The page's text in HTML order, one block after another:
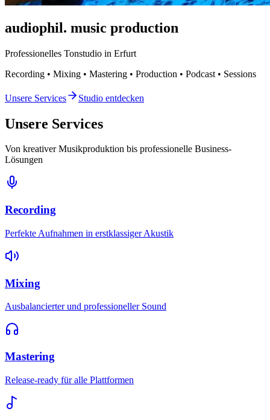
audiophil. music production
Professionelles Tonstudio in Erfurt
Recording • Mixing • Mastering • Production • Podcast • Sessions
Unsere Services Studio entdecken
Unsere Services
Von kreativer Musikproduktion bis professionelle Business-
Lösungen
Recording
Perfekte Aufnahmen in erstklassiger Akustik
Mixing
Ausbalancierter und professioneller Sound
Mastering
Release-ready für alle Plattformen